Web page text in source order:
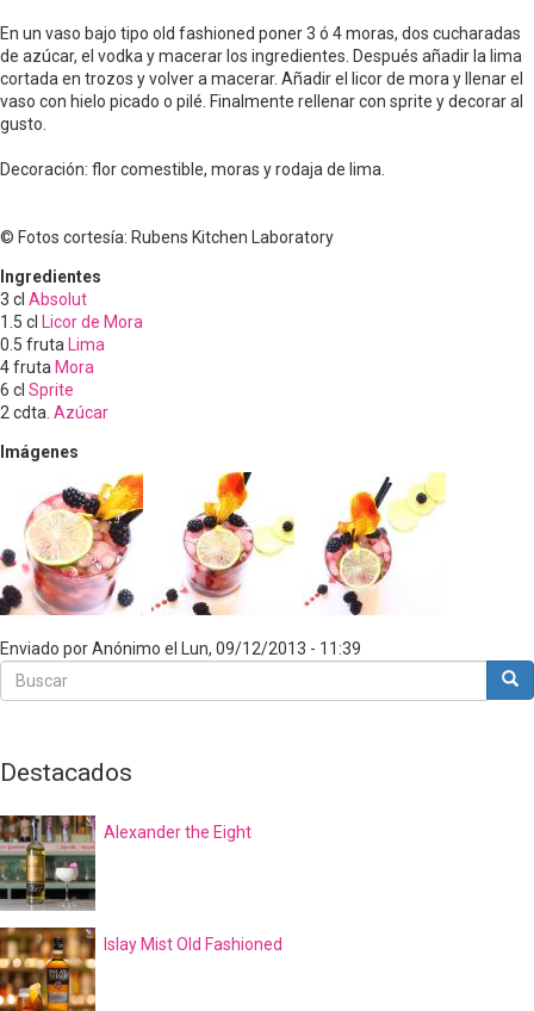
En un vaso bajo tipo old fashioned poner 3 ó 4 moras, dos cucharadas
de azúcar, el vodka y macerar los ingredientes. Después añadir la lima
cortada en trozos y volver a macerar. Añadir el licor de mora y llenar el
vaso con hielo picado o pilé. Finalmente rellenar con sprite y decorar al
gusto.
Decoración: flor comestible, moras y rodaja de lima.
© Fotos cortesía: Rubens Kitchen Laboratory
Ingredientes
3 cl Absolut
1.5 cl Licor de Mora
0.5 fruta Lima
4fruta Mora
6 cl Sprite
2cdta. Azúcar
Imágenes
Enviado porAnónimo el Lun, 09/12/2013 - 11:39
Buscar
Buscar
Destacados
Alexander the Eight
Islay Mist Old Fashioned